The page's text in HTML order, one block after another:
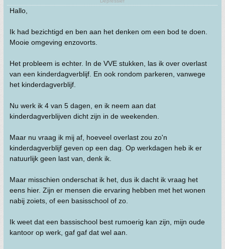
Hallo,
Ik had bezichtigd en ben aan het denken om een bod te doen.
Mooie omgeving enzovorts.
Het probleem is echter. In de VVE stukken, las ik over overlast
van een kinderdagverblijf. En ook rondom parkeren, vanwege
het kinderdagverblijf.
Nu werk ik 4 van 5 dagen, en ik neem aan dat
kinderdagverblijven dicht zijn in de weekenden.
Maar nu vraag ik mij af, hoeveel overlast zou zo'n
kinderdagverblijf geven op een dag. Op werkdagen heb ik er
natuurlijk geen last van, denk ik.
Maar misschien onderschat ik het, dus ik dacht ik vraag het
eens hier. Zijn er mensen die ervaring hebben met het wonen
nabij zoiets, of een basisschool of zo.
Ik weet dat een bassischool best rumoerig kan zijn, mijn oude
kantoor op werk, gaf gaf dat wel aan.